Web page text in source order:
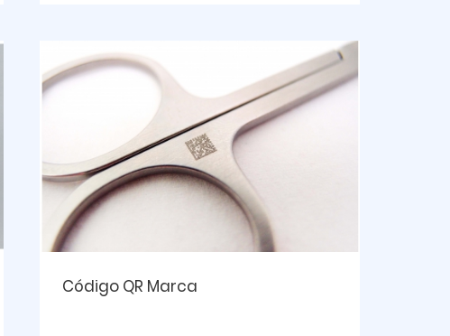
Código QR Marca